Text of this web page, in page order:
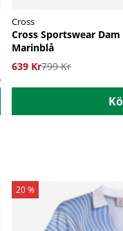
Cross
Cross Sportswear
Marinblå
639 Kr799 Kr
20 %